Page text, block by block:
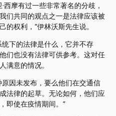
西摩有过一些非常著名的分歧，
们共同的观点之一是法律应该被
权利，”伊林沃斯先生说。
下的法律是什么，它并不存
们也没有法律可供参考。这对任
满意的情况。
因未发布，要么他们在交通信
法律的起草。无论如何，他们应
即使在疫情期间。”